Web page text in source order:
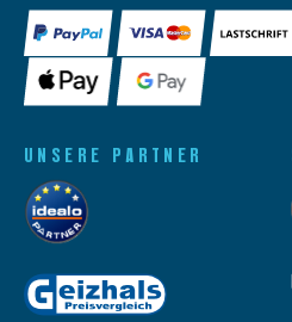
UNSERE PARTNER